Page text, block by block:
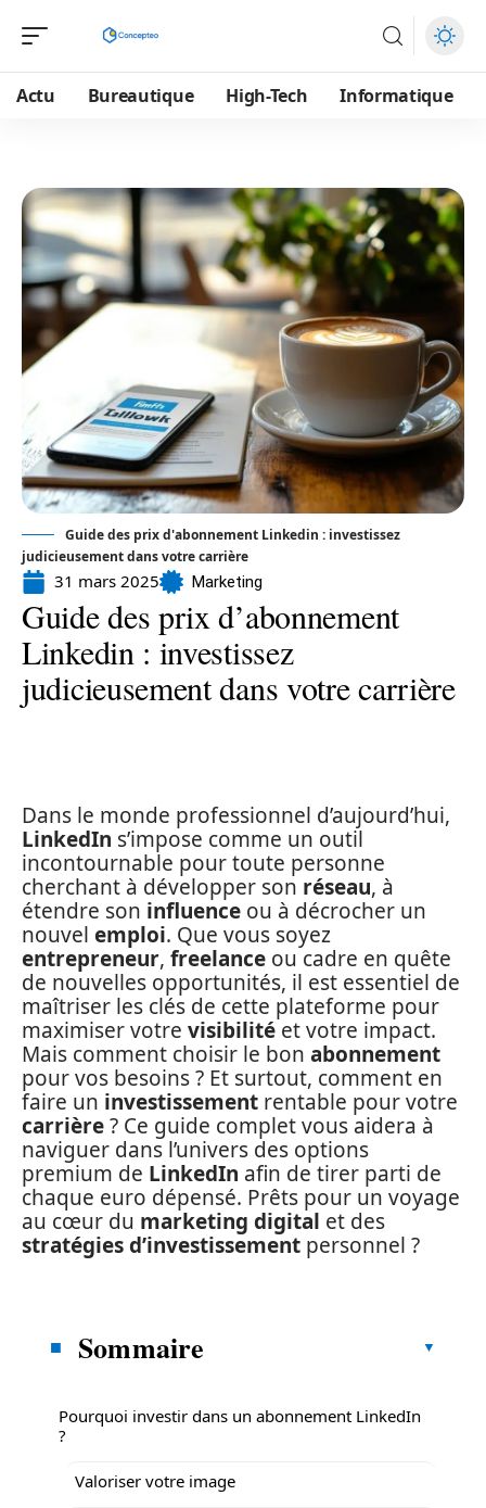
Actu Bureautique High-Tech Informatique
Guide des prix d'abonnement Linkedin : investissez
judicieusement dans votre carrière
31 mars 2025 Marketing
Guide des prix d’abonnement
Linkedin : investissez
judicieusement dans votre carrière
Dans le monde professionnel d’aujourd’hui,
LinkedIn s’impose comme un outil
incontournable pour toute personne
cherchant à développer son réseau, à
étendre son influence ou à décrocher un
nouvel emploi. Que vous soyez
entrepreneur, freelance ou cadre en quête
de nouvelles opportunités, il est essentiel de
maîtriser les clés de cette plateforme pour
maximiser votre visibilité et votre impact.
Mais comment choisir le bon abonnement
pour vos besoins ? Et surtout, comment en
faire un investissement rentable pour votre
carrière? Ce guide complet vous aidera à
naviguer dans l’univers des options
premium de LinkedIn afin de tirer parti de
chaque euro dépensé. Prêts pour un voyage
au cœur du marketing digital et des
stratégies d’investissement personnel ?
Sommaire
Pourquoi investir dans un abonnement LinkedIn
?
Valoriser votre image